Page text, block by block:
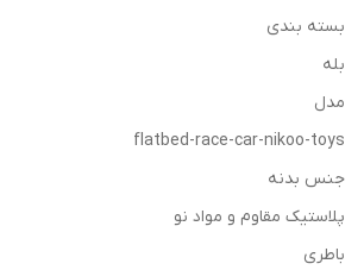
بسته بندی
بله
مدل
flatbed-race-car-nikoo-toys
جنس بدنه
پلاستیک مقاوم و مواد نو
باطری